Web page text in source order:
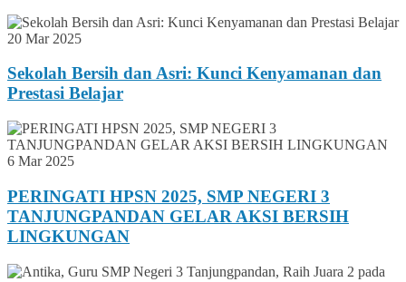
20 Mar 2025
Sekolah Bersih dan Asri: Kunci Kenyamanan dan
Prestasi Belajar
6 Mar 2025
PERINGATI HPSN 2025, SMP NEGERI 3
TANJUNGPANDAN GELAR AKSI BERSIH
LINGKUNGAN